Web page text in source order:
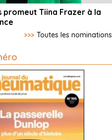
promeut Tiina Frazer à la
>>> Toutes les nominations